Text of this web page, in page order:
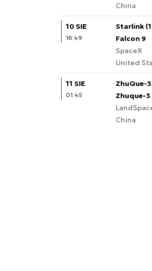
China
10 SIE
16:49
Starlink
Falcon 9
SpaceX
United
11 SIE
01:45
ZhuQue-
Zhuque-3
China